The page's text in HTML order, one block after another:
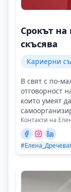
Срокът на
скъсява
Кариерни
В свят с по-
отговорност
които умеят
Контакти на
#Елена_Дречева